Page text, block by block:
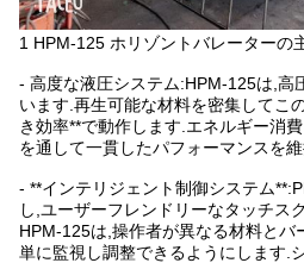
1 HPM-125 ホリゾントバレーターの
- 高度な液圧システム:HPM-125は,高
います.再生可能な材料を密集してこ
き効率**で動作します.エネルギー消
を通して一貫したパフォーマンスを維
- **インテリジェント制御システム
し,ユーザーフレンドリーなタッチス
HPM-125は,操作者が異なる材料とバ
単に監視し調整できるようにします.